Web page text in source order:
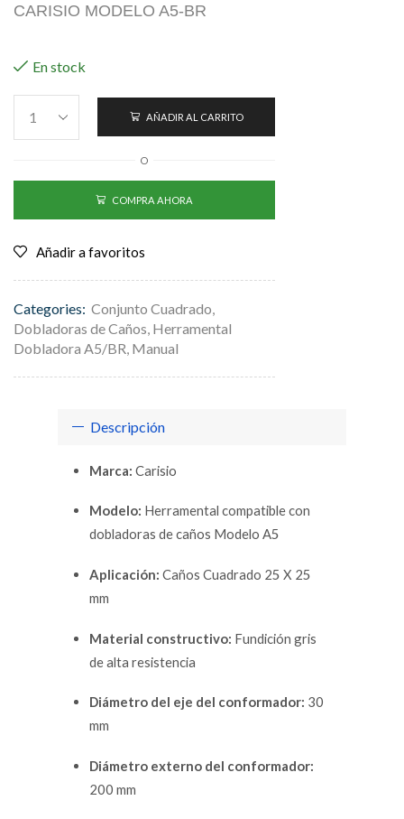
CARISIO MODELO A5-BR
En stock
AÑADIR AL CARRITO
O
COMPRA AHORA
Añadir a favoritos
Categories: Conjunto Cuadrado
Dobladoras de Caños Herramental
Dobladora A5/BR Manual
Descripción
Marca: Carisio
Modelo: Herramental compatible con
dobladoras de caños Modelo A5
Aplicación: Caños Cuadrado 25 X 25
mm
Material constructivo: Fundición gris
de alta resistencia
Diámetro del eje del conformador: 30
mm
Diámetro externo del conformador:
200 mm